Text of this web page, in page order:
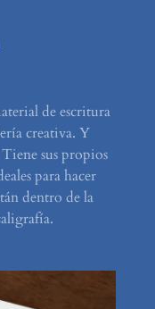
de escritura
creativa. Y
sus propios
para hacer
dentro de la